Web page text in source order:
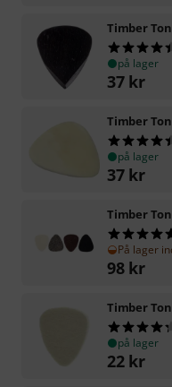
Timber
på lager
37 kr
Timber
på lager
37 kr
Timber
På lager
98 kr
Timber
på lager
22 kr